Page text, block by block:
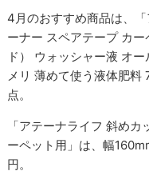
4月のおすすめ商品は、
ーナー スペアテープ カ
ド） ウォッシャー液 オ
メリ 薄めて使う液体肥
点。
「アテーナライフ 斜め
ーペット用」は、幅
円。